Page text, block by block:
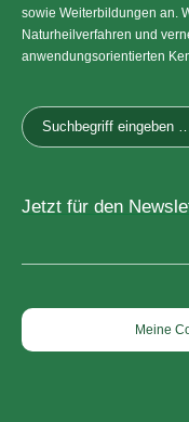
sowie Weiterbildungen an.
Naturheilverfahren und
anwendungsorientierten
Jetzt für den
Meine